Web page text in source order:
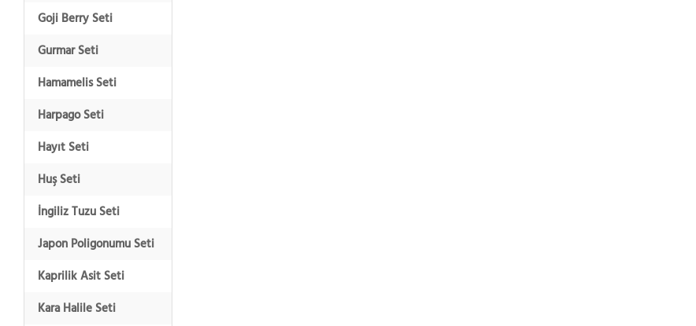
Goji Berry Seti
Gurmar Seti
Hamamelis Seti
Harpago Seti
Hayıt Seti
Huş Seti
İngiliz Tuzu Seti
Japon Poligonumu Seti
Kaprilik Asit Seti
Kara Halile Seti